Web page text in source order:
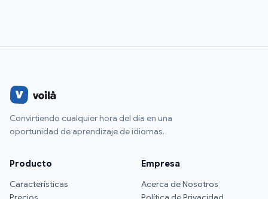
Convirtiendo cualquier hora del día en una
oportunidad de aprendizaje de idiomas.
Producto
Características
Empresa
Acerca de Nosotros